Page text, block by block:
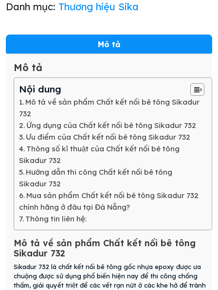
Danh mục: Thương hiệu Sika
Mô tả
Mô tả
Nội dung
Mô tả về sản phẩm Chất kết nối bê tông Sikadur
732
Ứng dụng của Chất kết nối bê tông Sikadur 732
Ưu điểm của Chất kết nối bê tông Sikadur 732
Thông số kĩ thuật của Chất kết nối bê tông
Sikadur 732
Hướng dẫn thi công Chất kết nối bê tông
Sikadur 732
Mua sản phẩm Chất kết nối bê tông Sikadur 732
chính hãng ở đâu tại Đà Nẵng?
Thông tin liên hệ:
Mô tả về sản phẩm Chất kết nối bê tông
Sikadur 732
Sikadur 732 là chất kết nối bê tông gốc nhựa epoxy được ưa
chuộng được sử dụng phổ biến hiện nay để thi công chống
thấm, giải quyết triệt để các vết rạn nứt ở các khe hở để tránh